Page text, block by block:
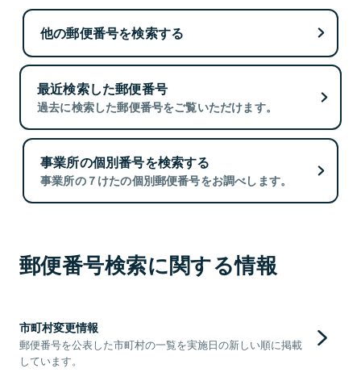
他の郵便番号を検索する
最近検索した郵便番号
過去に検索した郵便番号をご覧いただけます。
事業所の個別番号を検索する
事業所の７けたの個別郵便番号をお調べします。
郵便番号検索に関する情報
市町村変更情報
郵便番号を公表した市町村の一覧を実施日の新しい順に掲載
しています。